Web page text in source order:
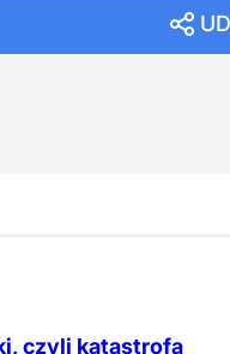
czyli katastrofa